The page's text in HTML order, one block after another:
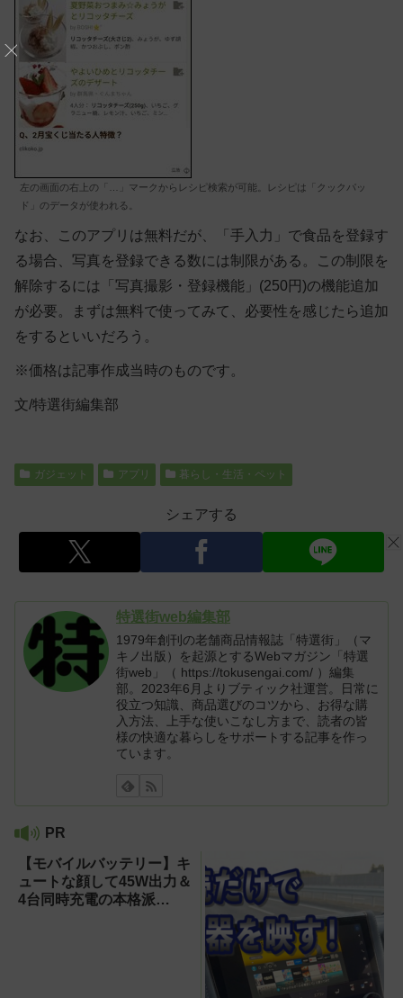
左の画面の右上の「…」マークからレシピ検索が可能。レシピは「クックパッ
ド」のデータが使われる。
なお、このアプリは無料だが、「手入力」で食品を登録す
る場合、写真を登録できる数には制限がある。この制限を
解除するには「写真撮影・登録機能」(250円)の機能追加
が必要。まずは無料で使ってみて、必要性を感じたら追加
をするといいだろう。
※価格は記事作成当時のものです。
文/特選街編集部
ガジェット アプリ 暮らし・生活・ペット
シェアする
特選街web編集部
1979年創刊の老舗商品情報誌「特選街」（マ
キノ出版）を起源とするWebマガジン「特選
街web」（ https://tokusengai.com/ ）編集
部。2023年6月よりブティック社運営。日常に
役立つ知識、商品選びのコツから、お得な購
入方法、上手な使いこなし方まで、読者の皆
様の快適な暮らしをサポートする記事を作っ
ています。
PR
【モバイルバッテリー】キ
ュートな顔して45W出力＆
4台同時充電の本格派